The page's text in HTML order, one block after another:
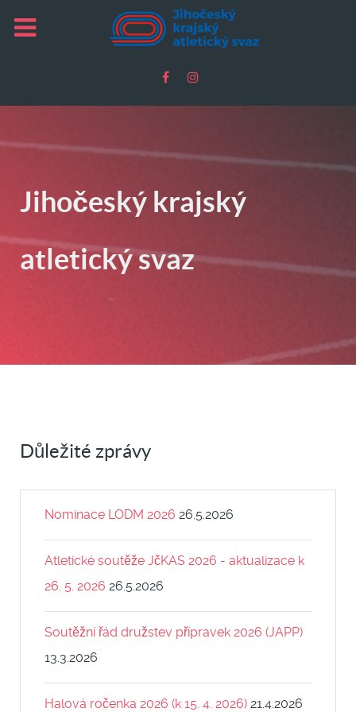
Jihočeský krajský
atletický svaz
Důležité zprávy
Nominace LODM 2026 26.5.2026
Atletické soutěže JčKAS 2026 - aktualizace k
26. 5. 2026 26.5.2026
Soutěžní řád družstev přípravek 2026 (JAPP)
13.3.2026
Halová ročenka 2026 (k 15. 4. 2026) 21.4.2026